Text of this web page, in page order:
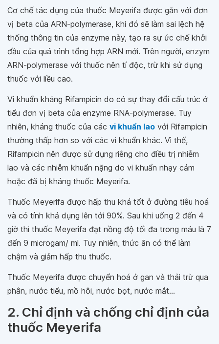
Cơ chế tác dụng của thuốc Meyerifa được gắn với đơn
vị beta của ARN-polymerase, khi đó sẽ làm sai lệch hệ
thống thông tin của enzyme này, tạo ra sự ức chế khởi
đầu của quá trình tổng hợp ARN mới. Trên người, enzym
ARN-polymerase với thuốc nên tí độc, trừ khi sử dụng
thuốc với liều cao.
Vi khuẩn kháng Rifampicin do có sự thay đổi cấu trúc ở
tiểu đơn vị beta của enzyme RNA-polymerase. Tuy
nhiên, kháng thuốc của các vi khuẩn lao với Rifampicin
thường thấp hơn so với các vi khuẩn khác. Vì thế,
Rifampicin nên được sử dụng riêng cho điều trị nhiễm
lao và các nhiễm khuẩn nặng do vi khuẩn nhạy cảm
hoặc đã bị kháng thuốc Meyerifa.
Thuốc Meyerifa được hấp thu khá tốt ở đường tiêu hoá
và có tính khả dụng lên tới 90%. Sau khi uống 2 đến 4
giờ thì thuốc Meyerifa đạt nồng độ tối đa trong máu là 7
đến 9 microgam/ ml. Tuy nhiên, thức ăn có thể làm
chậm và giảm hấp thu thuốc.
Thuốc Meyerifa được chuyển hoá ở gan và thải trừ qua
phân, nước tiểu, mồ hôi, nước bọt, nước mắt...
2. Chỉ định và chống chỉ định của
thuốc Meyerifa